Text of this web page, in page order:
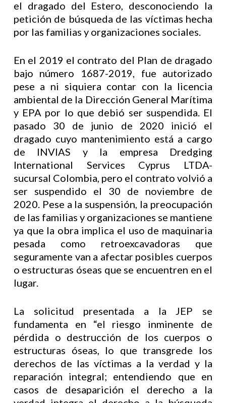
el dragado del Estero, desconociendo la
petición de búsqueda de las víctimas hecha
por las familias y organizaciones sociales.
En el 2019 el contrato del Plan de dragado
bajo número 1687-2019, fue autorizado
pese a ni siquiera contar con la licencia
ambiental de la Dirección General Marítima
y EPA por lo que debió ser suspendida. El
pasado 30 de junio de 2020 inició el
dragado cuyo mantenimiento está a cargo
de INVIAS y la empresa Dredging
International Services Cyprus LTDA-
sucursal Colombia, pero el contrato volvió a
ser suspendido el 30 de noviembre de
2020. Pese a la suspensión, la preocupación
de las familias y organizaciones se mantiene
ya que la obra implica el uso de maquinaria
pesada como retroexcavadoras que
seguramente van a afectar posibles cuerpos
o estructuras óseas que se encuentren en el
lugar.
La solicitud presentada a la JEP se
fundamenta en “el riesgo inminente de
pérdida o destrucción de los cuerpos o
estructuras óseas, lo que transgrede los
derechos de las víctimas a la verdad y la
reparación integral; entendiendo que en
casos de desaparición el derecho a la